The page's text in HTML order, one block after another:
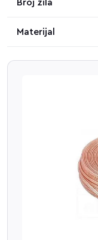
Broj žila
Materijal